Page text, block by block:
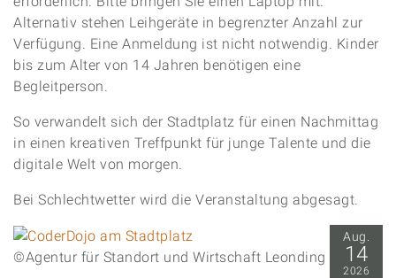
Alternativ stehen Leihgeräte in begrenzter Anzahl zur
Verfügung. Eine Anmeldung ist nicht notwendig. Kinder
bis zum Alter von 14 Jahren benötigen eine
Begleitperson.
So verwandelt sich der Stadtplatz für einen Nachmittag
in einen kreativen Treffpunkt für junge Talente und die
digitale Welt von morgen.
Bei Schlechtwetter wird die Veranstaltung abgesagt.
Aug.
14
2026
©Agentur für Standort und Wirtschaft Leonding